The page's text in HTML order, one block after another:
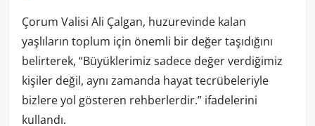
Çorum Valisi Ali Çalgan, huzurevinde kalan
yaşlıların toplum için önemli bir değer taşıdığını
belirterek, “Büyüklerimiz sadece değer verdiğimiz
kişiler değil, aynı zamanda hayat tecrübeleriyle
bizlere yol gösteren rehberlerdir.” ifadelerini
kullandı.